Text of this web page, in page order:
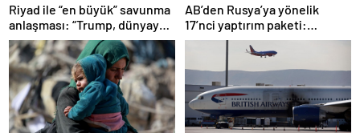
Riyad ile “en büyük” savunma
anlaşması: “Trump, dünyaya
bir mesaj gönderdi”
AB’den Rusya’ya yönelik
17’nci yaptırım paketi:
Uzlaşmaya varıldı